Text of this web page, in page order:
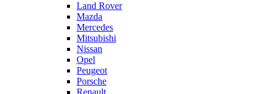
Land Rover
Mazda
Mercedes
Mitsubishi
Nissan
Opel
Peugeot
Porsche
Renault